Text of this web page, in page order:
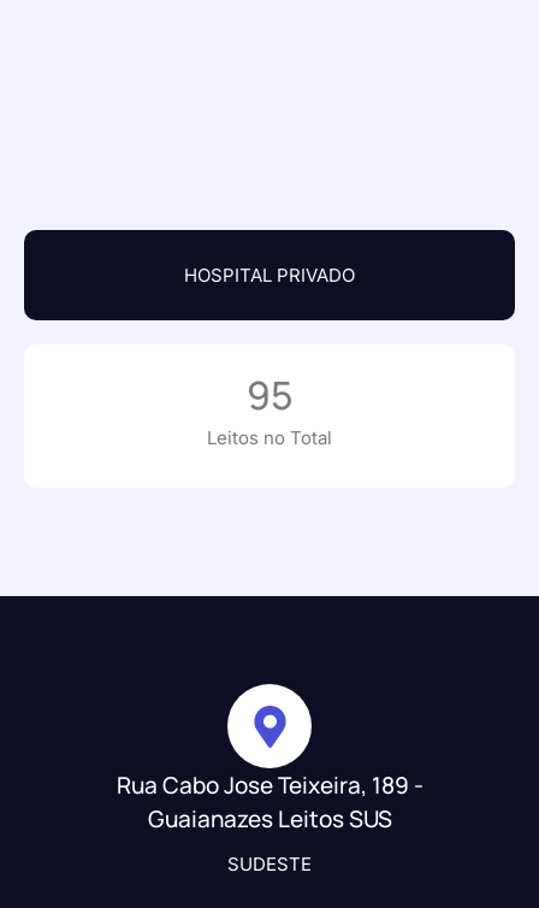
HOSPITAL PRIVADO
Leitos no Total
95
Rua Cabo Jose Teixeira, 189 -
Guaianazes Leitos SUS
SUDESTE